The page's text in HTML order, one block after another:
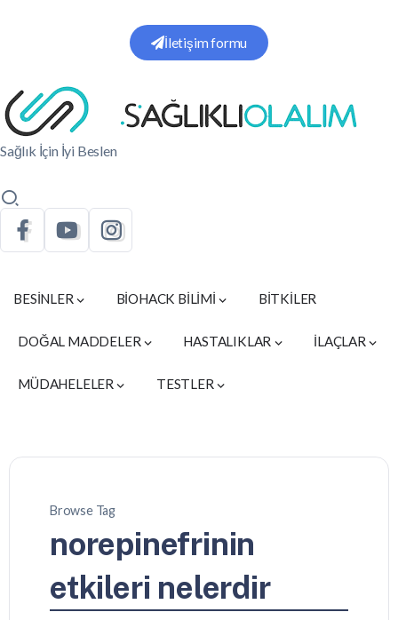
İletişim formu
Sağlık İçin İyi Beslen
BESİNLER BİOHACK BİLİMİ BİTKİLER
DOĞAL MADDELER HASTALIKLAR İLAÇLAR
MÜDAHELELER TESTLER
Browse Tag
norepinefrinin
etkileri nelerdir